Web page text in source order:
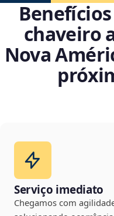
chaveiro
Nova
Serviço imediato
Chegamos com